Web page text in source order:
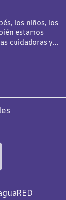
los niños, los
estamos
cuidadoras y…